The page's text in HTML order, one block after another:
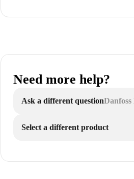
Need more help?
Ask a different question
Select a different product